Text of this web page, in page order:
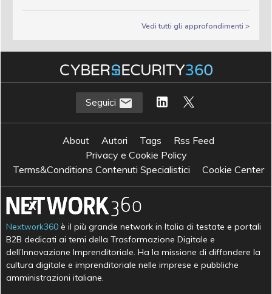
Vedi tutti gli approfondimenti >
Seguici
About Autori Tags
Rss Feed
Privacy e Cookie Policy
Terms&Conditions Contenuti Specialistici
Cookie Center
Nextwork360 è il più grande network in Italia di testate e portali
B2B dedicati ai temi della Trasformazione Digitale e
dell’Innovazione Imprenditoriale. Ha la missione di diffondere la
cultura digitale e imprenditoriale nelle imprese e pubbliche
amministrazioni italiane.